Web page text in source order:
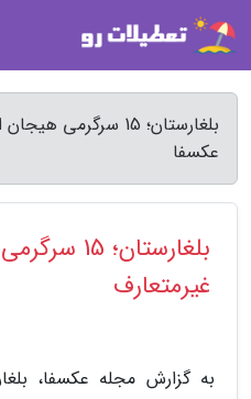
بلغارستان؛ 15
عکسفا
غیرمتعارف
به گزارش مجله عکسفا،